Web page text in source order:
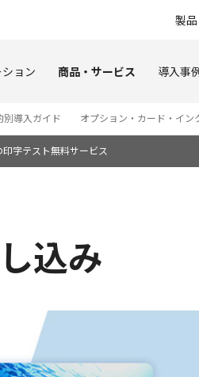
製
ョン 商品・サービス 導入事
別導入ガイド オプション・カード・イン
字テスト無料サービス
込み